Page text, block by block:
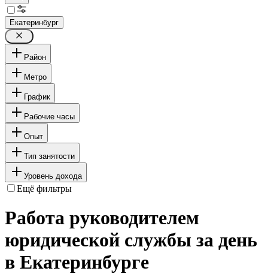
Екатеринбург
Район
Метро
График
Рабочие часы
Опыт
Тип занятости
Уровень дохода
Ещё фильтры
Работа руководителем
юридической службы за день
в Екатеринбурге